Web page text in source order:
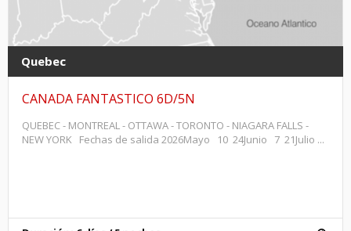
Quebec
CANADA FANTASTICO 6D/5N
QUEBEC - MONTREAL - OTTAWA - TORONTO - NIAGARA FALLS -
NEW YORK Fechas de salida 2026Mayo 10 24Junio 7 21Julio ...